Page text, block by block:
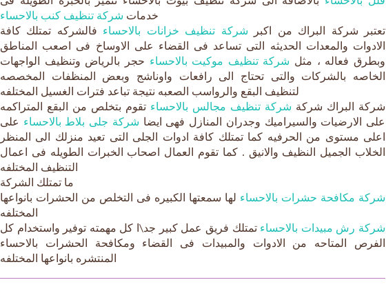
خدمات شركة تنظيف كنب بالاحساء
تعتبر شركة البراك من اكبر شركة تنظيف خزانات بالاحساء فالشركه تمتلك كافة
الادوات والمعدات الحديثه التى تساعد فى القضاء على الاوساخ فى اصعب المناطق
وبطرق فعاله ، مثل شركة تنظيف موكيت بالاحساء حجر بالرياض وتنظيف الواجهات
الخاصه بالشركات والتى تحتاج الى رافعات واوناشج وبعض المنظفات المخصصه
لتنظيف البقع والرواسب الصعبه نتيجة تباعد فترات الغسيل المختلفه
شركة البراك شركة شركة تنظيف مجالس بالاحساء تقوم بتخلص من البقع المتراكمه
على الارضيات والسيراميك وجدران المنازل فهى ايضا شركة جلى بلاط بالاحساء على
اعلى مستوى من الحرفيه كما تمتلك كافة ادوات الجلى التى تعيد منزلك الى المنظر
الخلاب الجميل النظيف والانيق . كما تقوم العمال اصحاب الخبرات الطويله فى اعمال
التنظيف المختلفه
ما تمتلك الشركة
شركة مكافحة حشرات بالاحساء لها سمعتها الكبيره فى التخلص من الحشرات بانواعها
المختلفه
شركة رش مبيدات بالاحساء تمتلك فريق عمل كبير جد\ا كل مهمته توفير واستخدام كل
الفرص المتاحه من الادوات والمبيدات فى القضاء ومكافحة الحشرات بالاحساء
المنتشره بانواعها المختلفه